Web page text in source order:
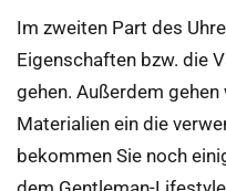
Im zweiten Part des
Eigenschaften bzw. die
gehen. Außerdem
Materialien ein die
bekommen Sie noch